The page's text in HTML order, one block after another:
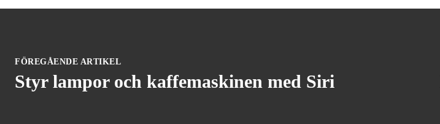
FÖREGÅENDE ARTIKEL
Styr lampor och kaffemaskinen med Siri